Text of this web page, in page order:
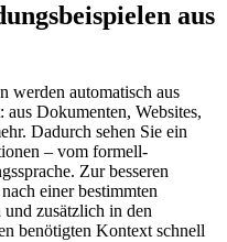
aus
werden automatisch aus
aus Dokumenten, Websites,
Dadurch sehen Sie ein
– vom formell-
Zur besseren
einer bestimmten
zusätzlich in den
benötigten Kontext schnell